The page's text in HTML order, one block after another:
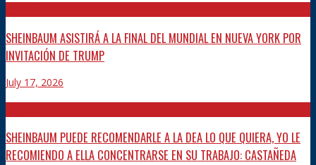
SHEINBAUM ASISTIRÁ A LA FINAL DEL MUNDIAL EN NUEVA YORK POR
INVITACIÓN DE TRUMP
July 17, 2026
SHEINBAUM PUEDE RECOMENDARLE A LA DEA LO QUE QUIERA, YO LE
RECOMIENDO A ELLA CONCENTRARSE EN SU TRABAJO: CASTAÑEDA